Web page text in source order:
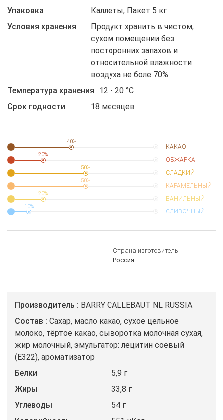
Упаковка
Каллеты, Пакет 5 кг
Условия хранения
Продукт хранить в чистом,
сухом помещении без
посторонних запахов и
относительной влажности
воздуха не боле 70%
Температура хранения
12 - 20 °C
Срок годности
18 месяцев
40%
КАКАО
20%
ОБЖАРКА
50%
СЛАДКИЙ
50%
КАРАМЕЛЬНЫЙ
20%
ВАНИЛЬНЫЙ
10%
СЛИВОЧНЫЙ
Страна изготовитель
Россия
Производитель
BARRY CALLEBAUT NL RUSSIA
Состав
Сахар, масло какао, сухое цельное
молоко, тёртое какао, сыворотка молочная сухая,
жир молочный, эмульгатор: лецитин соевый
(Е322), ароматизатор
Белки
5,9 г
Жиры
33,8 г
Углеводы
54 г